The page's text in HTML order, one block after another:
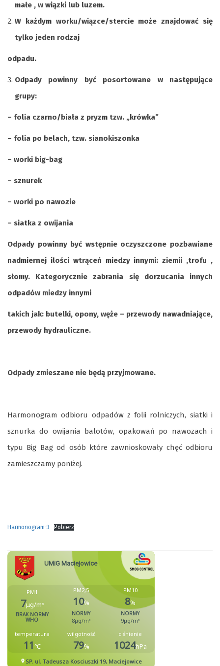
małe , w wiązki lub luzem.
W każdym worku/wiązce/stercie może znajdować się
tylko jeden rodzaj
odpadu.
Odpady powinny być posortowane w następujące
grupy:
– folia czarno/biała z pryzm tzw. „krówka”
– folia po belach, tzw. sianokiszonka
– worki big-bag
– sznurek
– worki po nawozie
– siatka z owijania
Odpady powinny być wstępnie oczyszczone pozbawiane
nadmiernej ilości wtrąceń miedzy innymi: ziemii ,trofu ,
słomy. Kategorycznie zabrania się dorzucania innych
odpadów miedzy innymi
takich jak: butelki, opony, węże – przewody nawadniające,
przewody hydrauliczne.
Odpady zmieszane nie będą przyjmowane.
Harmonogram odbioru odpadów z folii rolniczych, siatki i
sznurka do owijania balotów, opakowań po nawozach i
typu Big Bag od osób które zawnioskowały chęć odbioru
zamieszczamy poniżej.
Harmonogram-3 Pobierz